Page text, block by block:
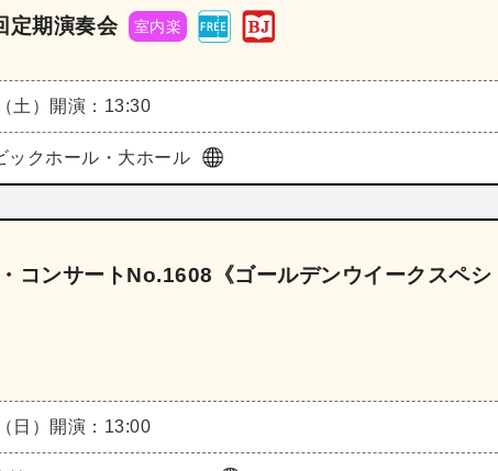
定期演奏会 室内楽
土） 開演：13:30
ックホール・大ホール
コンサートNo.1608《ゴールデンウイークスペシ
日） 開演：13:00